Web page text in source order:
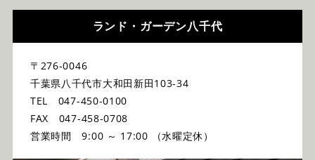
ランド・ガーデン八千代
〒276-0046
千葉県八千代市大和田新田103-34
TEL 047-450-0100
FAX 047-458-0708
営業時間 9:00 ～ 17:00 （水曜定休）